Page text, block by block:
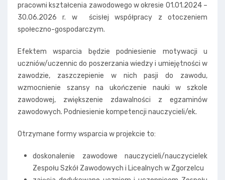
pracowni kształcenia zawodowego w okresie 01.01.2024 –
30.06.2026 r. w ścisłej współpracy z otoczeniem
społeczno-gospodarczym.
Efektem wsparcia będzie podniesienie motywacji u
uczniów/uczennic do poszerzania wiedzy i umiejętności w
zawodzie, zaszczepienie w nich pasji do zawodu,
wzmocnienie szansy na ukończenie nauki w szkole
zawodowej, zwiększenie zdawalności z egzaminów
zawodowych. Podniesienie kompetencji nauczycieli/ek.
Otrzymane formy wsparcia w projekcie to:
doskonalenie zawodowe nauczycieli/nauczycielek
Zespołu Szkół Zawodowych i Licealnych w Zgorzelcu